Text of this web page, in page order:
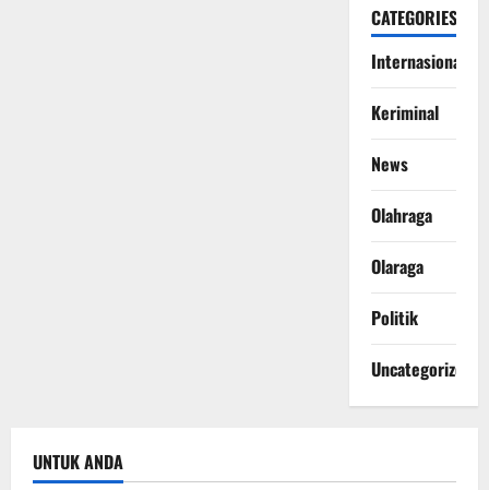
CATEGORIES
Internasional
Keriminal
News
Olahraga
Olaraga
Politik
Uncategorized
UNTUK ANDA